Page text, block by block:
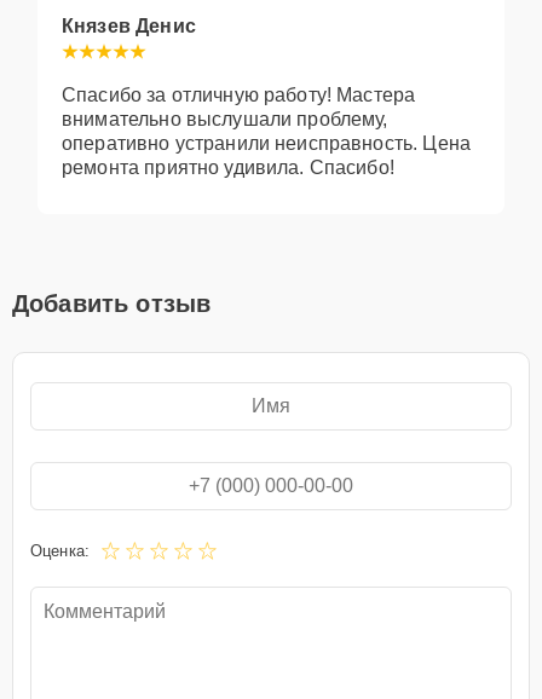
Князев Денис
Спасибо за отличную работу! Мастера
внимательно выслушали проблему,
оперативно устранили неисправность. Цена
ремонта приятно удивила. Спасибо!
Добавить отзыв
Оценка: